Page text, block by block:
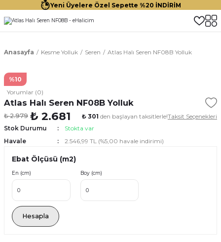
Yeni Üyelere Özel Sepette %20 İNDİRİM
Anasayfa Kesme Yolluk Seren Atlas Halı Seren NF08B Yolluk
%10
Yorumlar (0)
Atlas Halı Seren NF08B Yolluk
₺ 2.979 ₺ 2.681 ₺ 301 den başlayan taksitlerle!Taksit Seçenekleri
Stok Durumu
Stokta var
Havale
2.546,99 TL (%5,00 havale indirimi)
Ebat Ölçüsü (m2)
En (cm) Boy (cm)
Hesapla